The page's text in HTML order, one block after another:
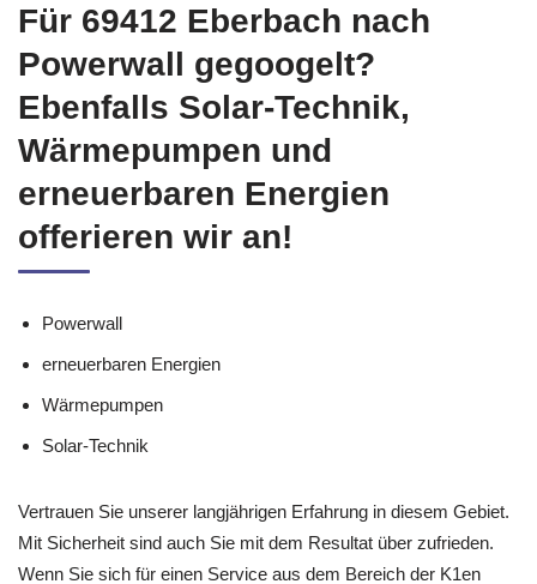
Für 69412 Eberbach nach
Powerwall gegoogelt?
Ebenfalls Solar-Technik,
Wärmepumpen und
erneuerbaren Energien
offerieren wir an!
Powerwall
erneuerbaren Energien
Wärmepumpen
Solar-Technik
Vertrauen Sie unserer langjährigen Erfahrung in diesem Gebiet.
Mit Sicherheit sind auch Sie mit dem Resultat über zufrieden.
Wenn Sie sich für einen Service aus dem Bereich der K1en